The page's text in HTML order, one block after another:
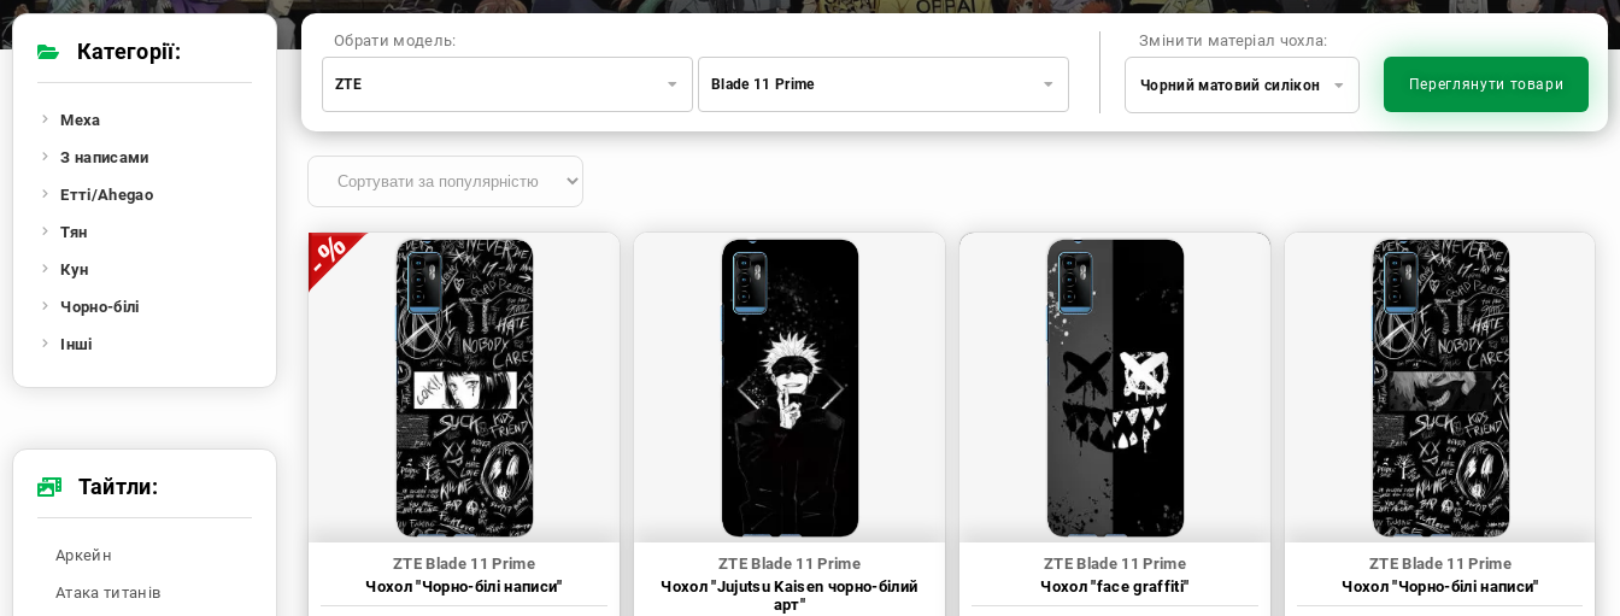
Змінити матеріал чохла:
Чорний матовий силікон Переглянути товари
Обрати модель:
ZTE
Samsung
Huawei
Realme
TECNO
OnePlus
Google
Infinix
Sony
Motorola
Blade 11 Prime
ZTE Blade 11 Prime
Чохол "Чорно-білі написи"
ZTE Blade 11 Prime
Чохол "Jujutsu Kaisen чорно-білий
арт"
ZTE Blade 11 Prime
Чохол "face graffiti"
ZTE Blade 11 Prime
Чохол "Чорно-білі написи"
Категорії:
Меха
З написами
Етті/Ahegao
Тян
Кун
Чорно-білі
Інші
Тайтли:
Аркейн
Атака титанів